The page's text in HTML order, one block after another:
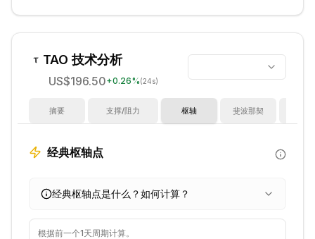
TAO 技术分析
US$196.50+0.26%(24s)
摘要 支撑/阻力 枢轴 斐波那契
经典枢轴点
经典枢轴点是什么？如何计算？
根据前一个1天周期计算。